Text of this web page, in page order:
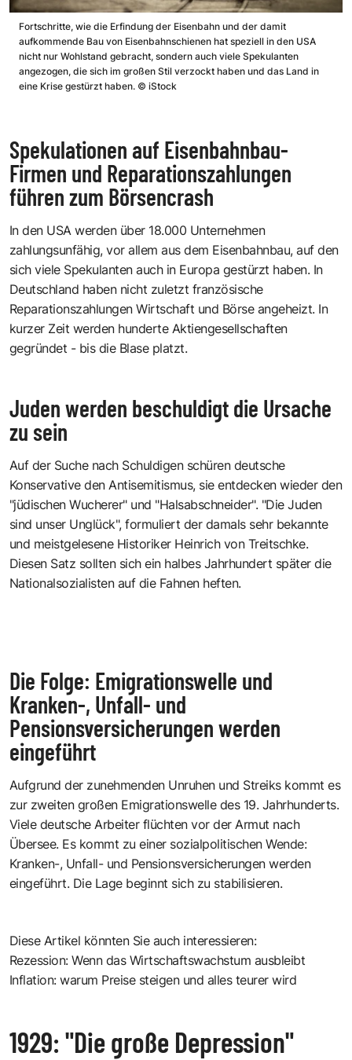
Fortschritte, wie die Erfindung der Eisenbahn und der damit
aufkommende Bau von Eisenbahnschienen hat speziell in den USA
nicht nur Wohlstand gebracht, sondern auch viele Spekulanten
angezogen, die sich im großen Stil verzockt haben und das Land in
eine Krise gestürzt haben. © iStock
Spekulationen auf Eisenbahnbau-
Firmen und Reparationszahlungen
führen zum Börsencrash
In den USA werden über 18.000 Unternehmen
zahlungsunfähig, vor allem aus dem Eisenbahnbau, auf den
sich viele Spekulanten auch in Europa gestürzt haben. In
Deutschland haben nicht zuletzt französische
Reparationszahlungen Wirtschaft und Börse angeheizt. In
kurzer Zeit werden hunderte Aktiengesellschaften
gegründet - bis die Blase platzt.
Juden werden beschuldigt die Ursache
zu sein
Auf der Suche nach Schuldigen schüren deutsche
Konservative den Antisemitismus, sie entdecken wieder den
"jüdischen Wucherer" und "Halsabschneider". "Die Juden
sind unser Unglück", formuliert der damals sehr bekannte
und meistgelesene Historiker Heinrich von Treitschke.
Diesen Satz sollten sich ein halbes Jahrhundert später die
Nationalsozialisten auf die Fahnen heften.
Die Folge: Emigrationswelle und
Kranken-, Unfall- und
Pensionsversicherungen werden
eingeführt
Aufgrund der zunehmenden Unruhen und Streiks kommt es
zur zweiten großen Emigrationswelle des 19. Jahrhunderts.
Viele deutsche Arbeiter flüchten vor der Armut nach
Übersee. Es kommt zu einer sozialpolitischen Wende:
Kranken-, Unfall- und Pensionsversicherungen werden
eingeführt. Die Lage beginnt sich zu stabilisieren.
Diese Artikel könnten Sie auch interessieren:
Rezession: Wenn das Wirtschaftswachstum ausbleibt
Inflation: warum Preise steigen und alles teurer wird
1929: "Die große Depression"